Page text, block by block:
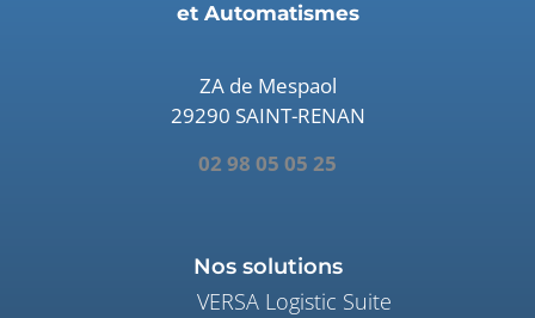
et Automatismes
ZA de Mespaol
29290 SAINT-RENAN
02 98 05 05 25
Nos solutions
VERSA Logistic Suite